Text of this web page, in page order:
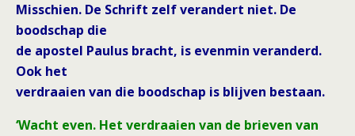
Misschien. De Schrift zelf verandert niet. De
boodschap die
de apostel Paulus bracht, is evenmin veranderd.
Ook het
verdraaien van die boodschap is blijven bestaan.
‘Wacht even. Het verdraaien van de brieven van